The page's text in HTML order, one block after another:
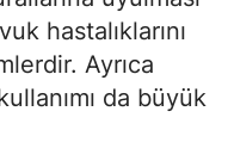
hastalıklarını
Ayrıca
da büyük